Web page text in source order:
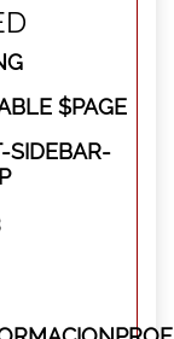
$PAGE
SIDEBAR-